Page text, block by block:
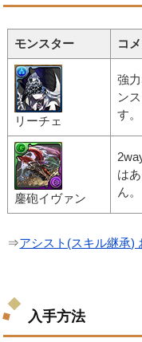
モンスター コ
リーチェ
強
ン
す。
鏖砲イヴァン
は
ん。
⇒アシスト(スキル継承)
入手方法